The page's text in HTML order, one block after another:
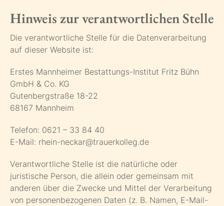
Hinweis zur verantwortlichen Stelle
Die verantwortliche Stelle für die Datenverarbeitung
auf dieser Website ist:
Erstes Mannheimer Bestattungs-Institut Fritz Bühn
GmbH & Co. KG
Gutenbergstraße 18-22
68167 Mannheim
Telefon: 0621 – 33 84 40
E-Mail: rhein-neckar@trauerkolleg.de
Verantwortliche Stelle ist die natürliche oder
juristische Person, die allein oder gemeinsam mit
anderen über die Zwecke und Mittel der Verarbeitung
von personenbezogenen Daten (z. B. Namen, E-Mail-